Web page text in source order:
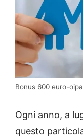
Bonus 600 euro-
Ogni anno, a
questo